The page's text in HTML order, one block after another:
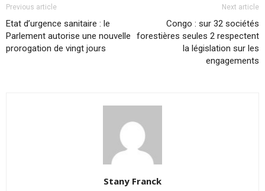
Previous article
Etat d’urgence sanitaire : le
Parlement autorise une nouvelle
prorogation de vingt jours
Next article
Congo : sur 32 sociétés
forestières seules 2 respectent
la législation sur les
engagements
Stany Franck